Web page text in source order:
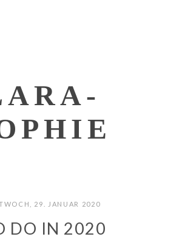
29. JANUAR 2020
DO IN 2020